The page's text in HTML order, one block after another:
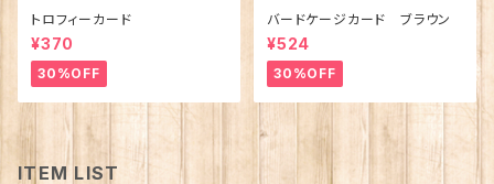
トロフィーカード
¥370
30%OFF
バードケージカード ブラウン
¥524
30%OFF
ITEM LIST